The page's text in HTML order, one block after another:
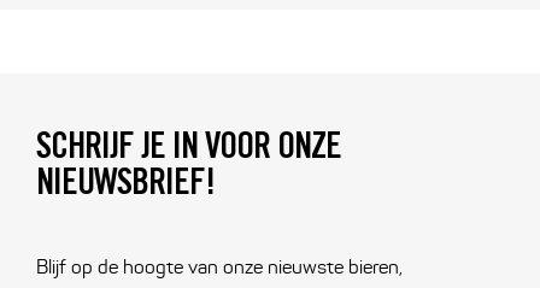
SCHRIJF JE IN VOOR ONZE
NIEUWSBRIEF!
Blijf op de hoogte van onze nieuwste bieren,